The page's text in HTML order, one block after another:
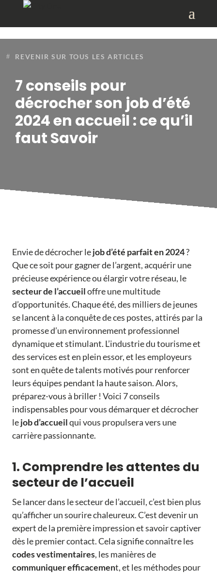
REVENIR SUR TOUS LES ARTICLES
7 conseils pour
décrocher son job d’été
2024 en accueil : ce qu’il
faut Savoir
Envie de décrocher lejob d’été parfait en 2024?
Que ce soit pour gagner de l’argent, acquérir une
précieuse expérience ou élargir votre réseau, le
secteur de l’accueiloffre une multitude
d’opportunités. Chaque été, des milliers de jeunes
se lancent à la conquête de ces postes, attirés par la
promesse d’un environnement professionnel
dynamique et stimulant. L’industrie du tourisme et
des services est en plein essor, et les employeurs
sont en quête de talents motivés pour renforcer
leurs équipes pendant la haute saison. Alors,
préparez-vous à briller ! Voici 7 conseils
indispensables pour vous démarquer et décrocher
lejob d’accueilqui vous propulsera vers une
carrière passionnante.
1. Comprendre les attentes du
secteur de l’accueil
Se lancer dans le secteur de l’accueil, c’est bien plus
qu’afficher un sourire chaleureux. C’est devenir un
expert de la première impressionet savoir captiver
dès le premier contact. Cela signifie connaître les
codes vestimentaires, les manières de
communiquer efficacement, et les méthodes pour